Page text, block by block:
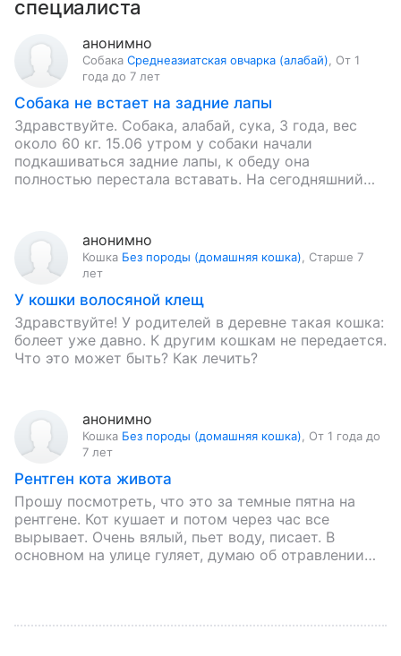
специалиста
анонимно
Собака Среднеазиатская овчарка (алабай)
От 1
года до 7 лет
Собака не встает на задние лапы
Здравствуйте. Собака, алабай, сука, 3 года, вес
около 60 кг. 15.06 утром у собаки начали
подкашиваться задние лапы, к обеду она
полностью перестала вставать. На сегодняшний
анонимно
Кошка Без породы (домашняя кошка)
Старше 7
лет
У кошки волосяной клещ
Здравствуйте! У родителей в деревне такая кошка:
болеет уже давно. К другим кошкам не передается.
Что это может быть? Как лечить?
анонимно
Кошка Без породы (домашняя кошка)
От 1 года до
7 лет
Рентген кота живота
Прошу посмотреть, что это за темные пятна на
рентгене. Кот кушает и потом через час все
вырывает. Очень вялый, пьет воду, писает. В
основном на улице гуляет, думаю об отравлении…